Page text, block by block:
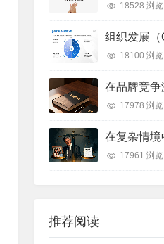
18528 浏览
18100 浏览
17978 浏览
17961 浏览
推荐阅读